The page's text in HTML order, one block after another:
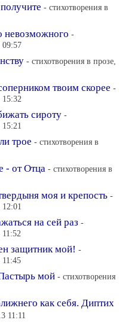
- стихотворения в
невозможного -
09:57
- стихотворения в прозе,
твоим скорее -
15:32
сироту -
15:21
трое - стихотворения в
- от Отца - стихотворения в
моя и крепость -
12:01
на сей раз -
11:52
защитник мой! -
11:45
мой - стихотворения
как себя. Диптих
11:11